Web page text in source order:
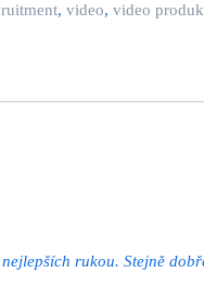
,video,video
rukou. Stejně